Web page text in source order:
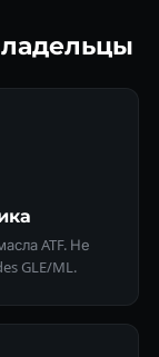
ATF. Не
GLE/ML.